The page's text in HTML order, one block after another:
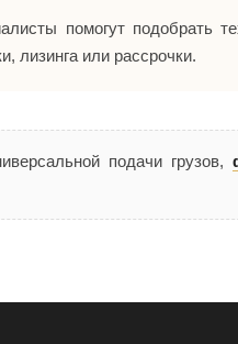
помогут подобрать
лизинга или рассрочки.
подачи грузов,